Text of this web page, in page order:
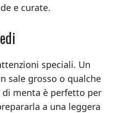
e curate.
speciali. Un
sale grosso o qualche
di menta è perfetto per
a una leggera